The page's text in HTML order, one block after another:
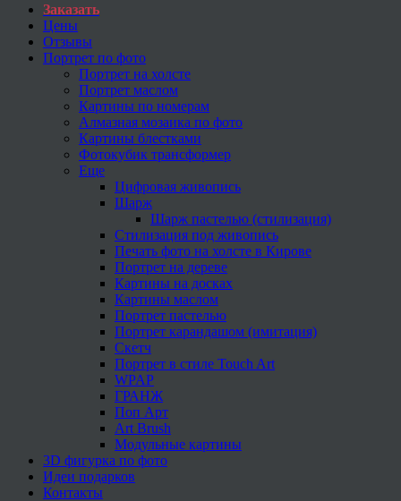
Заказать
Цены
Отзывы
Портрет по фото
Портрет на холсте
Портрет маслом
Картины по номерам
Алмазная мозаика по фото
Картины блестками
Фотокубик трансформер
Еще
Цифровая живопись
Шарж
Шарж пастелью (стилизация)
Стилизация под живопись
Печать фото на холсте в Кирове
Портрет на дереве
Картины на досках
Картины маслом
Портрет пастелью
Портрет карандашом (имитация)
Скетч
Портрет в стиле Touch Art
WPAP
ГРАНЖ
Поп Арт
Art Brush
Модульные картины
3D фигурка по фото
Идеи подарков
Контакты